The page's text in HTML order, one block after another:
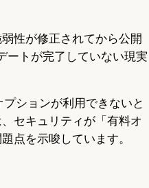
性が修正されてから公開
ートが完了していない現実
ションが利用できないと
セキュリティが「有料オ
点を示唆しています。